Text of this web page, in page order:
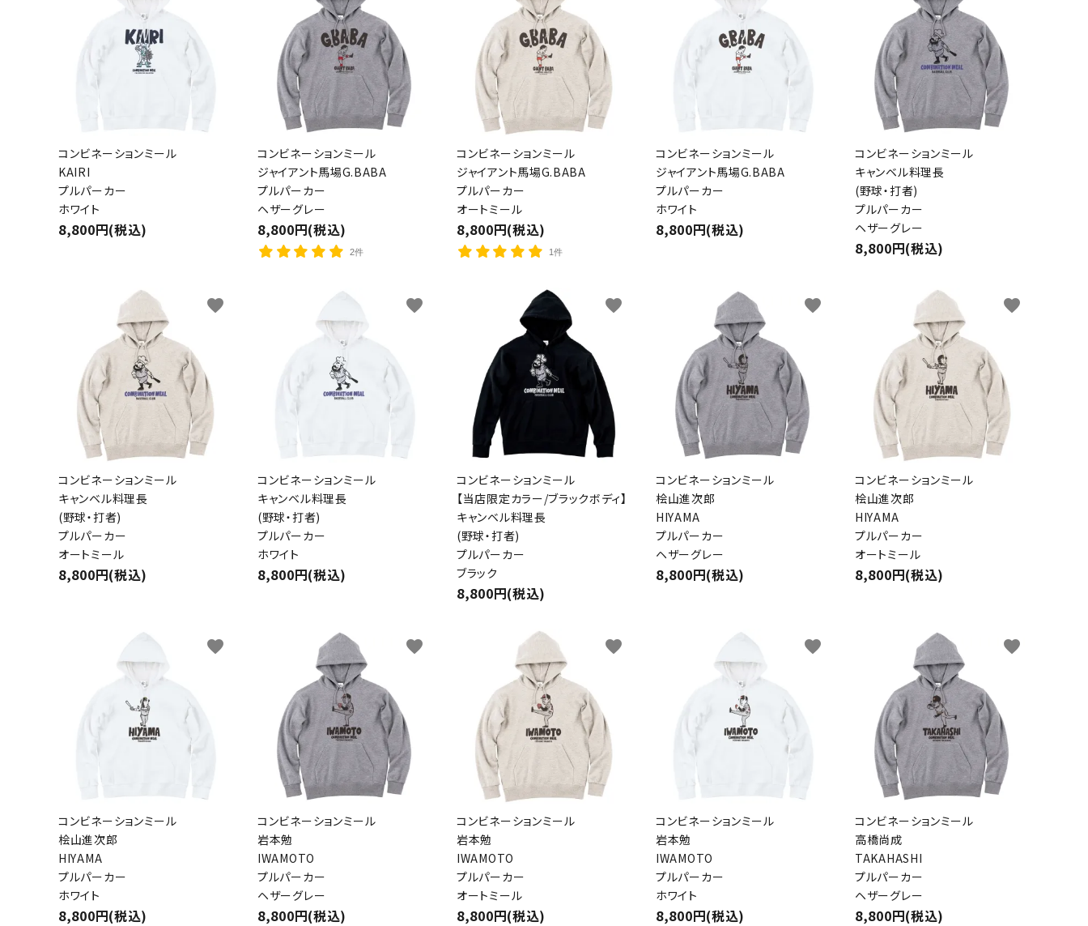
コンビネーションミール
KAIRI
プルパーカー
ホワイト
8,800円(税込)
コンビネーションミール
ジャイアント馬場G.BABA
プルパーカー
ヘザーグレー
8,800円(税込)
2件
コンビネーションミール
ジャイアント馬場G.BABA
プルパーカー
オートミール
8,800円(税込)
1件
コンビネーションミール
ジャイアント馬場G.BABA
プルパーカー
ホワイト
8,800円(税込)
コンビネーションミール
キャンベル料理長
(野球・打者)
プルパーカー
ヘザーグレー
8,800円(税込)
コンビネーションミール
キャンベル料理長
(野球・打者)
プルパーカー
オートミール
8,800円(税込)
favorite
コンビネーションミール
キャンベル料理長
(野球・打者)
プルパーカー
ホワイト
8,800円(税込)
favorite
コンビネーションミール
【当店限定カラー/ブラックボディ】
キャンベル料理長
(野球・打者)
プルパーカー
ブラック
8,800円(税込)
favorite
コンビネーションミール
桧山進次郎
HIYAMA
プルパーカー
ヘザーグレー
8,800円(税込)
favorite
コンビネーションミール
桧山進次郎
HIYAMA
プルパーカー
オートミール
8,800円(税込)
favorite
コンビネーションミール
桧山進次郎
HIYAMA
プルパーカー
ホワイト
8,800円(税込)
favorite
コンビネーションミール
岩本勉
IWAMOTO
プルパーカー
ヘザーグレー
8,800円(税込)
favorite
コンビネーションミール
岩本勉
IWAMOTO
プルパーカー
オートミール
8,800円(税込)
favorite
コンビネーションミール
岩本勉
IWAMOTO
プルパーカー
ホワイト
8,800円(税込)
favorite
コンビネーションミール
高橋尚成
TAKAHASHI
プルパーカー
ヘザーグレー
8,800円(税込)
favorite